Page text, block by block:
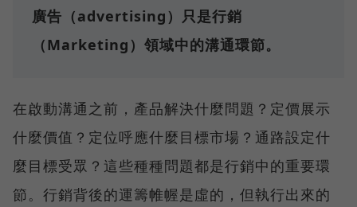
廣告（advertising）只是行銷
（Marketing）領域中的溝通環節。
在啟動溝通之前，產品解決什麼問題？定價展示
什麼價值？定位呼應什麼目標市場？通路設定什
麼目標受眾？這些種種問題都是行銷中的重要環
節。行銷背後的運籌帷幄是虛的，但執行出來的